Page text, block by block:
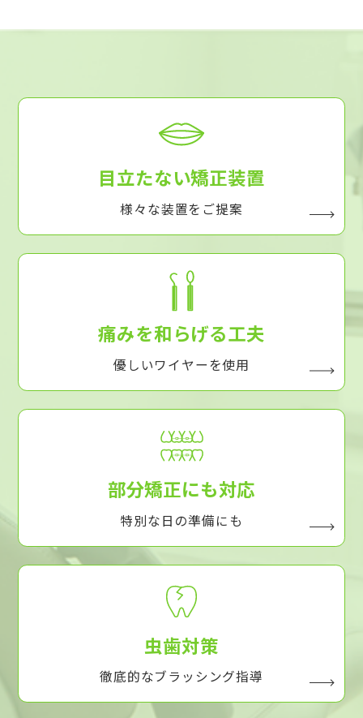
目立たない矯正装置
様々な装置をご提案
痛みを和らげる工夫
優しいワイヤーを使用
部分矯正にも対応
特別な日の準備にも
虫歯対策
徹底的なブラッシング指導